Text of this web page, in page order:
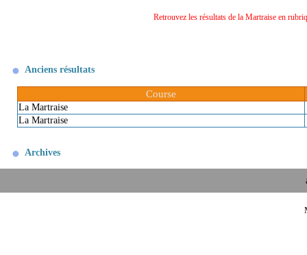
Retrouvez les résultats de la Martraise en
Anciens résultats
Course
La Martraise
La Martraise
Archives